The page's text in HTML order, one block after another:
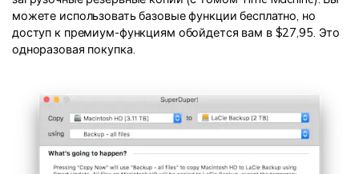
можете использовать базовые функции бесплатно, но
доступ к премиум-функциям обойдется вам в $27,95. Это
одноразовая покупка.